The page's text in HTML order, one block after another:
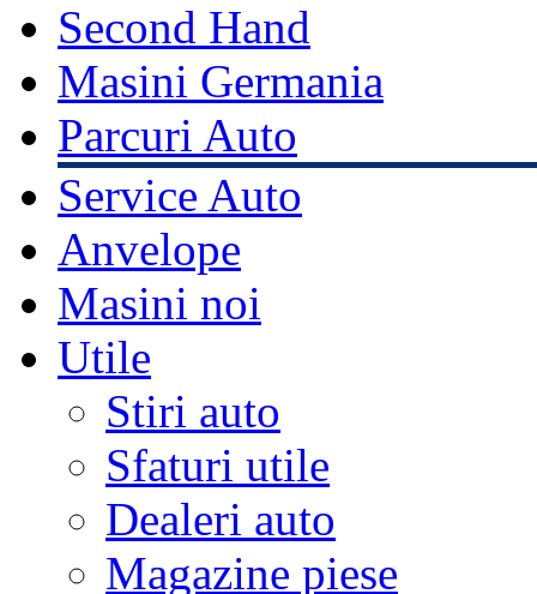
Second Hand
Masini Germania
Parcuri Auto
Service Auto
Anvelope
Masini noi
Utile
Stiri auto
Sfaturi utile
Dealeri auto
Magazine piese